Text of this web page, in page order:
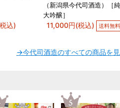
込)
（新潟県今代司酒造）［
大吟醸］
11,000円(税込) 送料無料
→今代司酒造のすべての商品を